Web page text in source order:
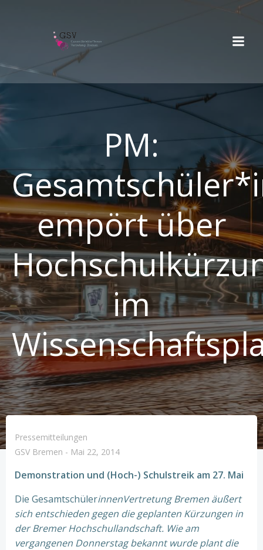
PM:
empört über
im
Pressemitteilungen
GSV Bremen - Mai 22, 2014
Demonstration und (Hoch-) Schulstreik am 27. Mai
Die GesamtschülerinnenVertretung Bremen äußert
sich entschieden gegen die geplanten Kürzungen in
der Bremer Hochschullandschaft. Wie am
vergangenen Donnerstag bekannt wurde plant die